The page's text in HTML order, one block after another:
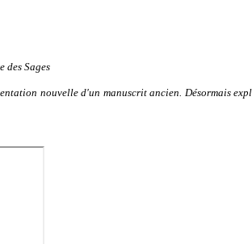
des Sages
nouvelle d'un manuscrit ancien. Désormais